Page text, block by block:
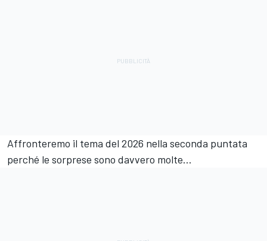
Affronteremo il tema del 2026 nella seconda puntata
perché le sorprese sono davvero molte...